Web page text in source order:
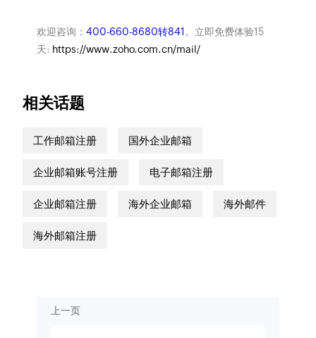
欢迎咨询： 400-660-8680转841 。立即免费体验15
天: https://www.zoho.com.cn/mail/
相关话题
工作邮箱注册 国外企业邮箱
企业邮箱账号注册 电子邮箱注册
企业邮箱注册 海外企业邮箱 海外邮件
海外邮箱注册
上一页